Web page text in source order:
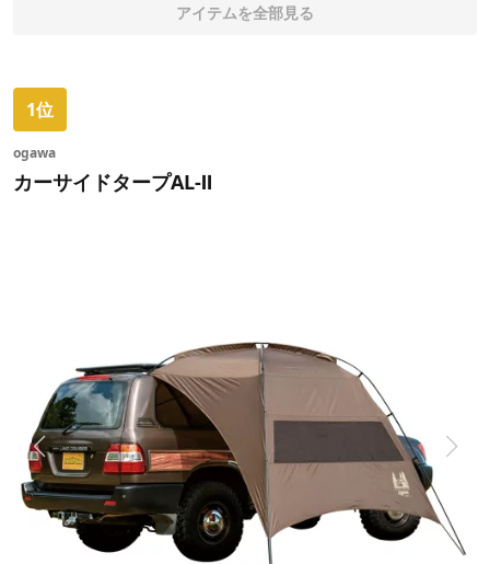
アイテムを全部見る
1位
ogawa
カーサイドタープAL-Ⅱ